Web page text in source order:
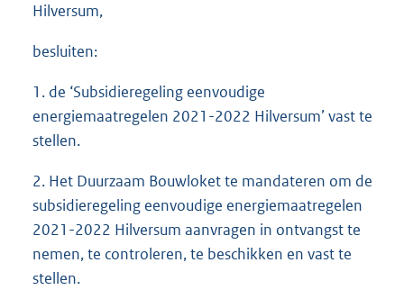
Hilversum,
besluiten:
1. de ‘Subsidieregeling eenvoudige
energiemaatregelen 2021-2022 Hilversum’ vast te
stellen.
2. Het Duurzaam Bouwloket te mandateren om de
subsidieregeling eenvoudige energiemaatregelen
2021-2022 Hilversum aanvragen in ontvangst te
nemen, te controleren, te beschikken en vast te
stellen.